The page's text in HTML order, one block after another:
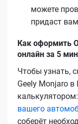
можете
придаст
Как оформить
онлайн за 5
Чтобы узнать,
Geely Monjaro
калькулятором:
вашего
соберёт